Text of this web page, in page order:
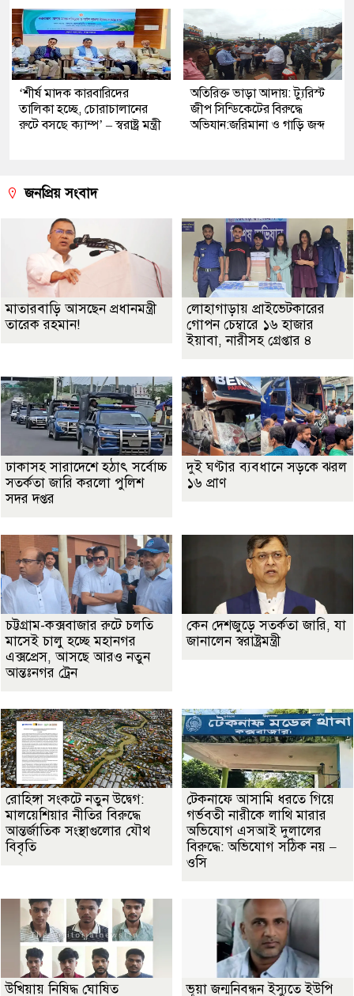
‘শীর্ষ মাদক কারবারিদের
তালিকা হচ্ছে, চোরাচালানের
রুটে বসছে ক্যাম্প’ – স্বরাষ্ট্র মন্ত্রী
অতিরিক্ত ভাড়া আদায়: ট্যুরিস্ট
জীপ সিন্ডিকেটের বিরুদ্ধে
অভিযান:জরিমানা ও গাড়ি জব্দ
জনপ্রিয় সংবাদ
মাতারবাড়ি আসছেন প্রধানমন্ত্রী
তারেক রহমান!
লোহাগাড়ায় প্রাইভেটকারের
গোপন চেম্বারে ১৬ হাজার
ইয়াবা, নারীসহ গ্রেপ্তার ৪
ঢাকাসহ সারাদেশে হঠাৎ সর্বোচ্চ
সতর্কতা জা‌রি করলো পুলিশ
সদর দপ্তর
দুই ঘণ্টার ব্যবধানে সড়কে ঝরল
১৬ প্রাণ
চট্টগ্রাম-কক্সবাজার রুটে চলতি
মাসেই চালু হচ্ছে মহানগর
এক্সপ্রেস, আসছে আরও নতুন
আন্তঃনগর ট্রেন
কেন দেশজুড়ে সতর্কতা জারি, যা
জানালেন স্বরাষ্ট্রমন্ত্রী
রোহিঙ্গা সংকটে নতুন উদ্বেগ:
মালয়েশিয়ার নীতির বিরুদ্ধে
আন্তর্জাতিক সংস্থাগুলোর যৌথ
বিবৃতি
টেকনাফে আসামি ধরতে গিয়ে
গর্ভবতী নারীকে লাথি মারার
অভিযোগ এসআই দুলালের
বিরুদ্ধে: অভিযোগ সঠিক নয় –
ওসি
উখিয়ায় নিষিদ্ধ ঘোষিত
ভূয়া জন্মনিবন্ধন ইস্যুতে ইউপি